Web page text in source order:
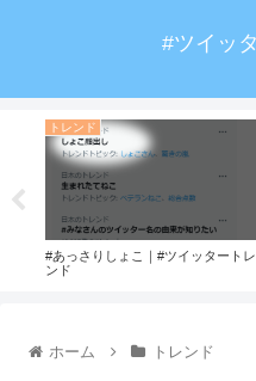
#ツイッ
トレンド
#あっさりしょこ｜#ツイッタートレ
ンド
ホーム トレンド